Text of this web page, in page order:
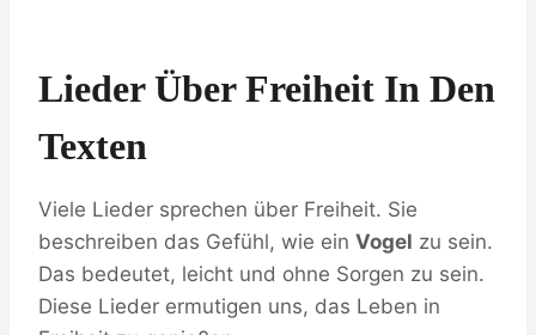
Lieder Über Freiheit In Den
Texten
Viele Lieder sprechen über Freiheit. Sie
beschreiben das Gefühl, wie ein Vogel zu sein.
Das bedeutet, leicht und ohne Sorgen zu sein.
Diese Lieder ermutigen uns, das Leben in